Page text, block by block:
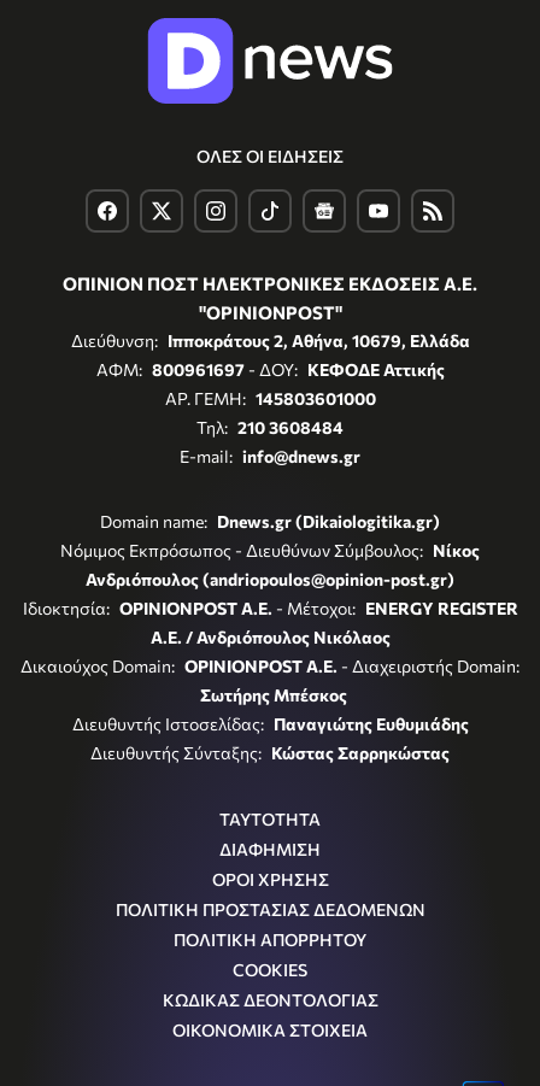
ΟΛΕΣ ΟΙ ΕΙΔΗΣΕΙΣ
ΟΠΙΝΙΟΝ ΠΟΣΤ ΗΛΕΚΤΡΟΝΙΚΕΣ ΕΚΔΟΣΕΙΣ Α.Ε.
"OPINIONPOST"
Διεύθυνση: Ιπποκράτους 2, Αθήνα, 10679, Ελλάδα
ΑΦΜ: 800961697- ΔΟΥ: ΚΕΦΟΔΕ Αττικής
ΑΡ. ΓΕΜΗ: 145803601000
Τηλ: 210 3608484
E-mail: info@dnews.gr
Domain name: Dnews.gr (Dikaiologitika.gr)
Νόμιμος Εκπρόσωπος - Διευθύνων Σύμβουλος: Νίκος
Ανδριόπουλος (andriopoulos@opinion-post.gr)
Ιδιοκτησία: OPINIONPOST A.E. - Μέτοχοι: ENERGY REGISTER
Α.Ε. / Ανδριόπουλος Νικόλαος
Δικαιούχος Domain: OPINIONPOST A.E. - Διαχειριστής Domain:
Σωτήρης Μπέσκος
Διευθυντής Ιστοσελίδας: Παναγιώτης Ευθυμιάδης
Διευθυντής Σύνταξης: Κώστας Σαρρηκώστας
ΤΑΥΤΟΤΗΤΑ
ΔΙΑΦΗΜΙΣΗ
ΟΡΟΙ ΧΡΗΣΗΣ
ΠΟΛΙΤΙΚΗ ΠΡΟΣΤΑΣΙΑΣ ΔΕΔΟΜΕΝΩΝ
ΠΟΛΙΤΙΚΗ ΑΠΟΡΡΗΤΟΥ
COOKIES
ΚΩΔΙΚΑΣ ΔΕΟΝΤΟΛΟΓΙΑΣ
ΟΙΚΟΝΟΜΙΚΑ ΣΤΟΙΧΕΙΑ